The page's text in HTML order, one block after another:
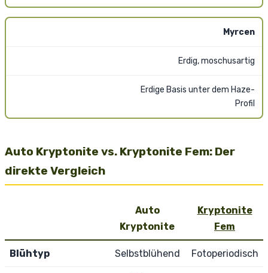
Myrcen
Erdig, moschusartig
Erdige Basis unter dem Haze-
Profil
Auto Kryptonite vs. Kryptonite Fem: Der
direkte Vergleich
Auto
Kryptonite
Kryptonite
Fem
Blühtyp Selbstblühend Fotoperiodisch